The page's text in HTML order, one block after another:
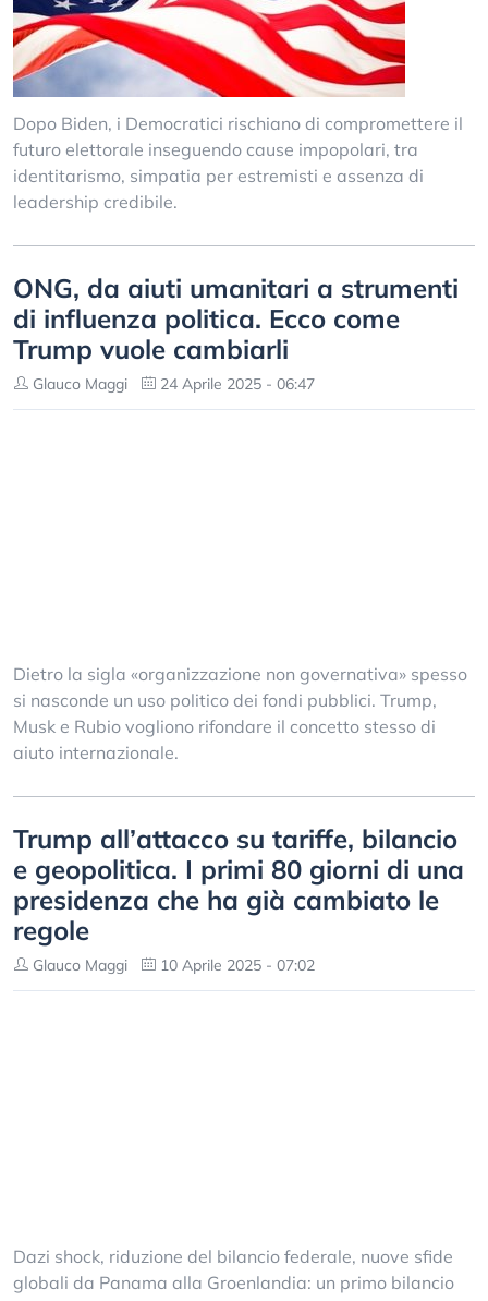
Dopo Biden, i Democratici rischiano di compromettere il
futuro elettorale inseguendo cause impopolari, tra
identitarismo, simpatia per estremisti e assenza di
leadership credibile.
ONG, da aiuti umanitari a strumenti
di influenza politica. Ecco come
Trump vuole cambiarli
Glauco Maggi 24 Aprile 2025 - 06:47
Dietro la sigla «organizzazione non governativa» spesso
si nasconde un uso politico dei fondi pubblici. Trump,
Musk e Rubio vogliono rifondare il concetto stesso di
aiuto internazionale.
Trump all’attacco su tariffe, bilancio
e geopolitica. I primi 80 giorni di una
presidenza che ha già cambiato le
regole
Glauco Maggi 10 Aprile 2025 - 07:02
Dazi shock, riduzione del bilancio federale, nuove sfide
globali da Panama alla Groenlandia: un primo bilancio